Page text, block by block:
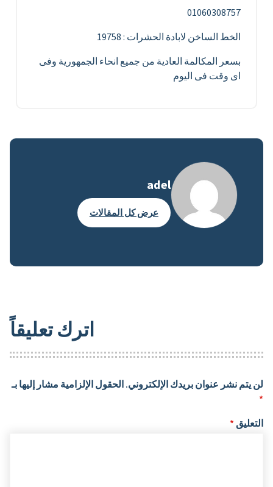
01060308757
الخط الساخن لابادة الحشرات : 19758
بسعر المكالمة العادية من جميع انحاء الجمهورية وفى
اى وقت فى اليوم
adel
عرض كل المقالات
اترك تعليقاً
لن يتم نشر عنوان بريدك الإلكتروني. الحقول الإلزامية مشار إليها بـ
*
التعليق *